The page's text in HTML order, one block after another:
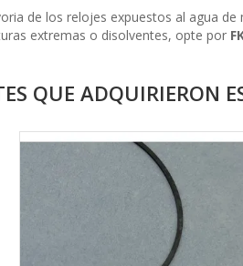
de los relojes expuestos al agua de
extremas o disolventes, opte por
QUE ADQUIRIERON